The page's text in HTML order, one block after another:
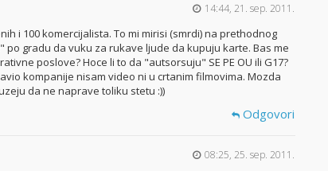
14:44, 21. sep. 2011.
i 100 komercijalista. To mi mirisi (smrdi) na prethodnog
gradu da vuku za rukave ljude da kupuju karte. Bas me
poslove? Hoce li to da "autsorsuju" SE PE OU ili G17?
kompanije nisam video ni u crtanim filmovima. Mozda
da ne naprave toliku stetu :))
Odgovori
08:25, 25. sep. 2011.